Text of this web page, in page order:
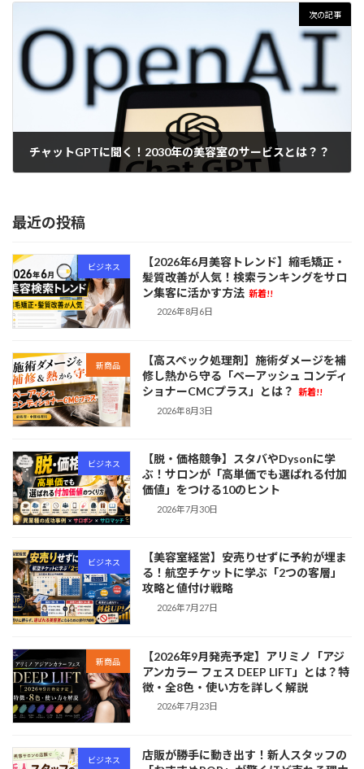
次の記事
チャットGPTに聞く！2030年の美容室のサービスとは？？
最近の投稿
ビジネス
【2026年6月美容トレンド】縮毛矯正・
髪質改善が人気！検索ランキングをサロ
ン集客に活かす方法 新着!!
2026年8月6日
新商品
【高スペック処理剤】施術ダメージを補
修し熱から守る「ペーアッシュ コンディ
ショナーCMCプラス」とは？
新着!!
2026年8月3日
ビジネス
【脱・価格競争】スタバやDysonに学
ぶ！サロンが「高単価でも選ばれる付加
価値」をつける10のヒント
2026年7月30日
ビジネス
【美容室経営】安売りせずに予約が埋ま
る！航空チケットに学ぶ「2つの客層」
攻略と値付け戦略
2026年7月27日
新商品
【2026年9月発売予定】アリミノ「アジ
アンカラー フェス DEEP LIFT」とは？特
徴・全8色・使い方を詳しく解説
2026年7月23日
ビジネス
店販が勝手に動き出す！新人スタッフの